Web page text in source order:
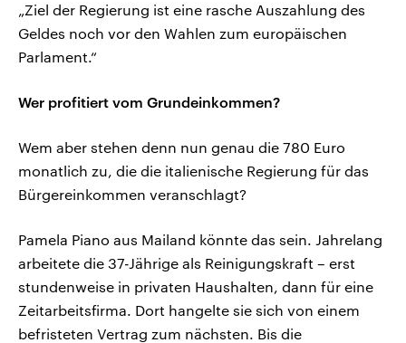
„Ziel der Regierung ist eine rasche Auszahlung des
Geldes noch vor den Wahlen zum europäischen
Parlament.“
Wer profitiert vom Grundeinkommen?
Wem aber stehen denn nun genau die 780 Euro
monatlich zu, die die italienische Regierung für das
Bürgereinkommen veranschlagt?
Pamela Piano aus Mailand könnte das sein. Jahrelang
arbeitete die 37-Jährige als Reinigungskraft – erst
stundenweise in privaten Haushalten, dann für eine
Zeitarbeitsfirma. Dort hangelte sie sich von einem
befristeten Vertrag zum nächsten. Bis die